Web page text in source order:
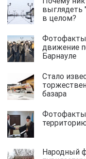
выглядеть
в целом?
движение
Барнауле
Стало
базара
Народный